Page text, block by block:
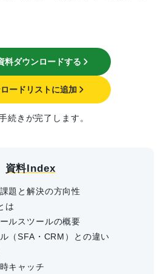
料ダウンロードする
ードリストに追加
続きが完了します。
資料Index
題と解決の方向性
は
ルスツールの概要
（SFA・CRM）との違い
キャッチ